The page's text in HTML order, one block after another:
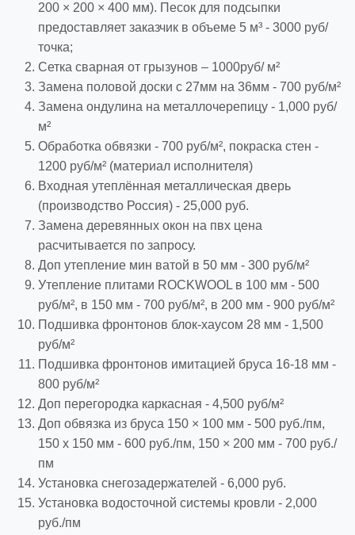
200 × 200 × 400 мм). Песок для подсыпки
предоставляет заказчик в объеме 5 м³ - 3000 руб/
точка;
Сетка сварная от грызунов – 1000руб/ м²
Замена половой доски с 27мм на 36мм - 700 руб/м²
Замена ондулина на металлочерепицу - 1,000 руб/
м²
Обработка обвязки - 700 руб/м², покраска стен -
1200 руб/м² (материал исполнителя)
Входная утеплённая металлическая дверь
(производство Россия) - 25,000 руб.
Замена деревянных окон на пвх цена
расчитывается по запросу.
Доп утепление мин ватой в 50 мм - 300 руб/м²
Утепление плитами ROCKWOOL в 100 мм - 500
руб/м², в 150 мм - 700 руб/м², в 200 мм - 900 руб/м²
Подшивка фронтонов блок-хаусом 28 мм - 1,500
руб/м²
Подшивка фронтонов имитацией бруса 16-18 мм -
800 руб/м²
Доп перегородка каркасная - 4,500 руб/м²
Доп обвязка из бруса 150 × 100 мм - 500 руб./пм,
150 х 150 мм - 600 руб./пм, 150 × 200 мм - 700 руб./
пм
Установка снегозадержателей - 6,000 руб.
Установка водосточной системы кровли - 2,000
руб./пм